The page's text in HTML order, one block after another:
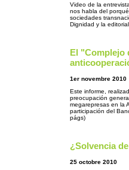
Video de la
nos habla del
sociedades
Dignidad y la
El "Complejo
1er novembre 2010
Este informe,
preocupación
megarepresas en la
participación del
págs)
¿Solvencia
25 octobre 2010